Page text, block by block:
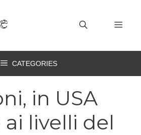
CATEGORIES
in USA
livelli del